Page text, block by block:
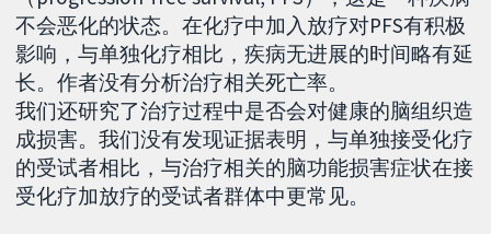
不会恶化的状态。在化疗中加入放疗对PFS有积极
影响，与单独化疗相比，疾病无进展的时间略有延
长。作者没有分析治疗相关死亡率。
我们还研究了治疗过程中是否会对健康的脑组织造
成损害。我们没有发现证据表明，与单独接受化疗
的受试者相比，与治疗相关的脑功能损害症状在接
受化疗加放疗的受试者群体中更常见。